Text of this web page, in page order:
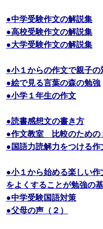
●中学受験作文の解説集
●高校受験作文の解説集
●大学受験作文の解説集
●小１からの作文で親子の
●絵で見る言葉の森の勉強
●小学１年生の作文
●読書感想文の書き方
●作文教室 比較のための
●国語力読解力をつける
●小１から始める楽しい
をよくすることが勉強の
●中学受験国語対策
●父母の声（２）